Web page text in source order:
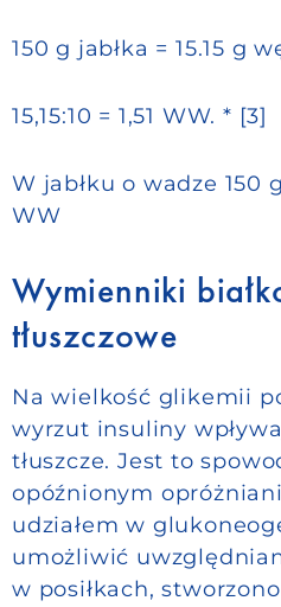
150 g jabłka = 15.15 g
15,15:10 = 1,51 WW. * [3]
W jabłku o wadze 150
WW
Wymienniki
tłuszczowe
Na wielkość glikemii
wyrzut insuliny
tłuszcze. Jest to
opóźnionym
udziałem w
umożliwić
w posiłkach,